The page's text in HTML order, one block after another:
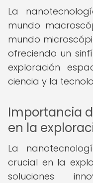
La
mundo
mundo
ofreciendo un
exploración
ciencia y la
Importancia
en la
La
crucial en la
soluciones